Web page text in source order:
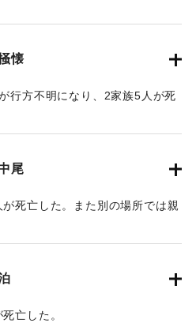
懐
行方不明になり、2家族5人が死
尾
死亡した。また別の場所では親
亡した。